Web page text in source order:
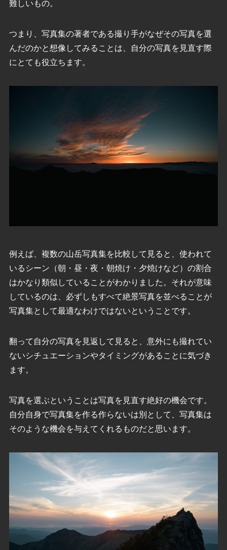
難しいもの。
つまり、写真集の著者である撮り手がなぜその写真を選
んだのかと想像してみることは、自分の写真を見直す際
にとても役立ちます。
例えば、複数の山岳写真集を比較して見ると、使われて
いるシーン（朝・昼・夜・朝焼け・夕焼けなど）の割合
はかなり類似していることがわかりました。それが意味
しているのは、必ずしもすべて絶景写真を並べることが
写真集として最適なわけではないということです。
翻って自分の写真を見返して見ると、意外にも撮れてい
ないシチュエーションやタイミングがあることに気づき
ます。
写真を選ぶということは写真を見直す絶好の機会です。
自分自身で写真集を作る作らないは別として、写真集は
そのような機会を与えてくれるものだと思います。